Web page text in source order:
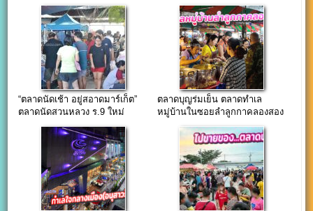
“ตลาดนัดเช้า อยู่สอาดมาร์เก็ต”
ตลาดนัดสวนหลวง ร.9 ใหม่
ตลาดบุญร่มเย็น ตลาดทำเล
หมู่บ้านในซอยลำลูกกาคลองสอง